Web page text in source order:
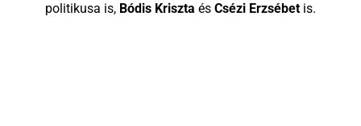
politikusa is, Bódis Kriszta és Csézi Erzsébet is.